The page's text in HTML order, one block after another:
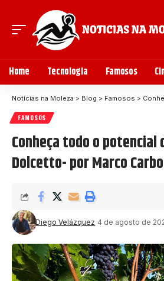
Home Tecnologia Famosos
Notícias na Moleza > Blog > Famosos > Conheça
FAMOSOS
Conheça todo o potencial
Dolcetto- por Marco
Diego Velázquez 4 de agosto de